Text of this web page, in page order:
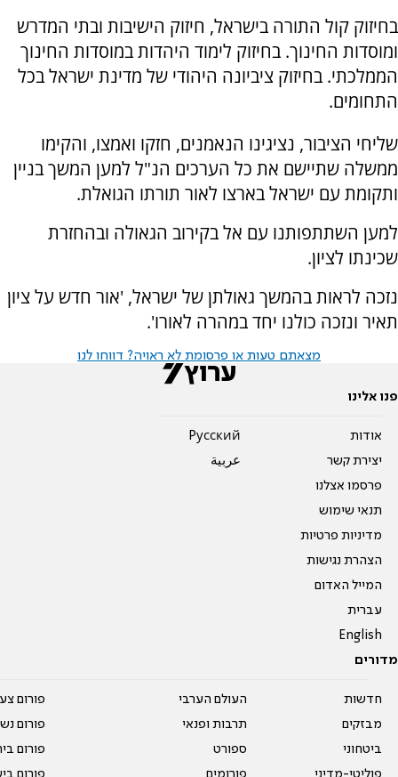
בחיזוק קול התורה בישראל, חיזוק הישיבות ובתי המדרש
ומוסדות החינוך. בחיזוק לימוד היהדות במוסדות החינוך
הממלכתי. בחיזוק ציביונה היהודי של מדינת ישראל בכל
התחומים.
שליחי הציבור, נציגינו הנאמנים, חזקו ואמצו, והקימו
ממשלה שתיישם את כל הערכים הנ"ל למען המשך בניין
ותקומת עם ישראל בארצו לאור תורתו הגואלת.
למען השתתפותנו עם אל בקירוב הגאולה ובהחזרת
שכינתו לציון.
נזכה לראות בהמשך גאולתן של ישראל, 'אור חדש על ציון
תאיר ונזכה כולנו יחד במהרה לאורו'.
מצאתם טעות או פרסומת לא ראויה? דווחו לנו
פנו אלינו
אודות
יצירת קשר
פרסמו אצלנו
תנאי שימוש
מדיניות פרטיות
הצהרת נגישות
המייל האדום
עברית
English
Pусский
عربية
מדורים
חדשות
מבזקים
ביטחוני
פוליטי-מדיני
העולם הערבי
תרבות ופנאי
ספורט
פורומים
פורום
פורום
פורום
פורום